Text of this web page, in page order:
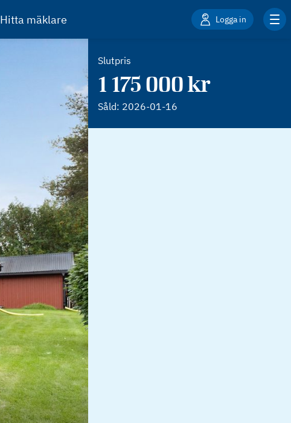
Hitta mäklare Logga in
Slutpris
1 175 000 kr
Såld: 2026-01-16